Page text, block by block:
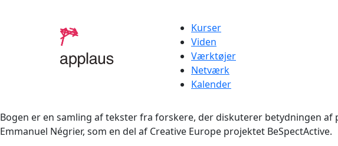
Kurser
Viden
Værktøjer
Netværk
Kalender
Bogen er en samling af tekster fra forskere, der diskuterer betydningen
Emmanuel Négrier, som en del af Creative Europe projektet BeSpectActive.